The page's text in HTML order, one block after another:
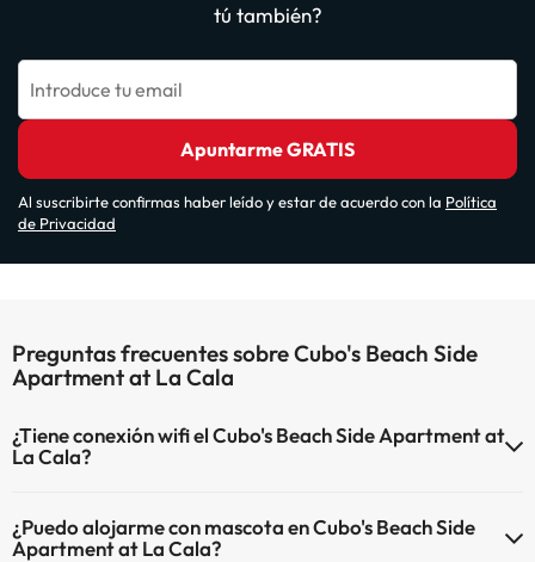
tú también?
Introduce tu email
Apuntarme GRATIS
Al suscribirte confirmas haber leído y estar de acuerdo con la Política
de Privacidad
Preguntas frecuentes sobre Cubo's Beach Side
Apartment at La Cala
¿Tiene conexión wifi el Cubo's Beach Side Apartment at
La Cala?
¿Puedo alojarme con mascota en Cubo's Beach Side
Apartment at La Cala?